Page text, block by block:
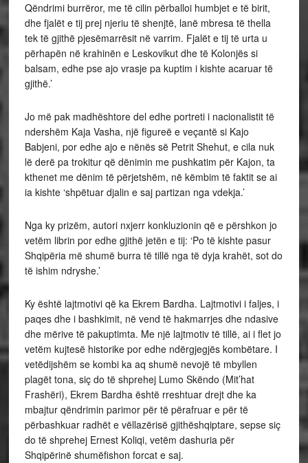
Qëndrimi burrëror, me të cilin përballoi humbjet e të birit,
dhe fjalët e tij prej njeriu të shenjtë, lanë mbresa të thella
tek të gjithë pjesëmarrësit në varrim. Fjalët e tij të urta u
përhapën në krahinën e Leskovikut dhe të Kolonjës si
balsam, edhe pse ajo vrasje pa kuptim i kishte acaruar të
gjithë.’
Jo më pak madhështore del edhe portreti i nacionalistit të
ndershëm Kaja Vasha, një figureë e veçantë si Kajo
Babjeni, por edhe ajo e nënës së Petrit Shehut, e cila nuk
lë derë pa trokitur që dënimin me pushkatim për Kajon, ta
kthenet me dënim të përjetshëm, në këmbim të faktit se ai
ia kishte ‘shpëtuar djalin e saj partizan nga vdekja.’
Nga ky prizëm, autori nxjerr konkluzionin që e përshkon jo
vetëm librin por edhe gjithë jetën e tij: ‘Po të kishte pasur
Shqipëria më shumë burra të tillë nga të dyja krahët, sot do
të ishim ndryshe.’
Ky është lajtmotivi që ka Ekrem Bardha. Lajtmotivi i faljes, i
paqes dhe i bashkimit, në vend të hakmarrjes dhe ndasive
dhe mërive të pakuptimta. Me një lajtmotiv të tillë, ai i flet jo
vetëm kujtesë historike por edhe ndërgjegjës kombëtare. I
vetëdijshëm se kombi ka aq shumë nevojë të mbyllen
plagët tona, siç do të shprehej Lumo Skëndo (Mit’hat
Frashëri), Ekrem Bardha është rreshtuar drejt dhe ka
mbajtur qëndrimin parimor për të përafruar e për të
përbashkuar radhët e vëllazërisë gjithëshqiptare, sepse siç
do të shprehej Ernest Koliqi, vetëm dashuria për
Shqipërinë shumëfishon forcat e saj.